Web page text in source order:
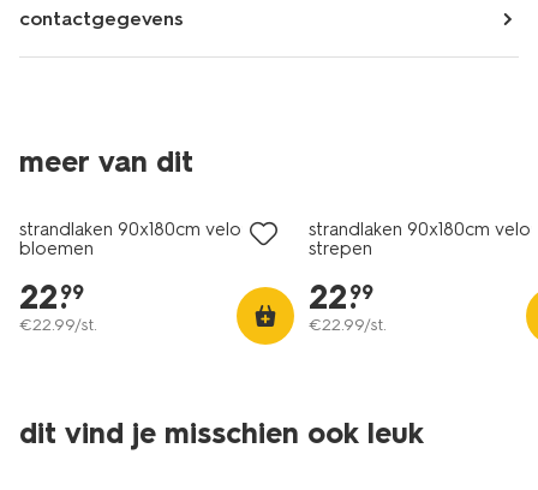
contactgegevens
meer van dit
strandlaken 90x180cm velours
bloemen
22.
99
€22.99/st.
strandlaken 90x180cm
strepen
22.
99
€22.99/st.
dit vind je misschien ook leuk